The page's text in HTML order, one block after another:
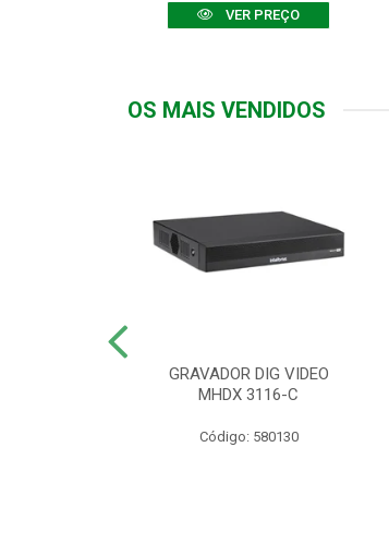
VER PREÇO
OS MAIS VENDIDOS
GRAVADOR DIG VIDEO
MHDX 3116-C
Código: 580130